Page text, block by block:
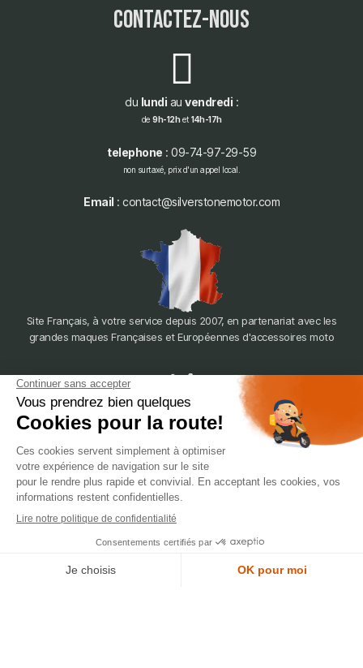
contactez-nous
du lundi au vendredi :
de 9h-12het 14h-17h
telephone : 09-74-97-29-59
non surtaxé, prix d'un appel local.
Email : contact@silverstonemotor.com
Site Français, à votre service depuis 2007, en partenariat avec les
grandes maques Françaises et Européennes d'accessoires moto
388 Av. Charles de Gaulle, 69200 Vénissieux
© 2007-2025 Silverstone Motor